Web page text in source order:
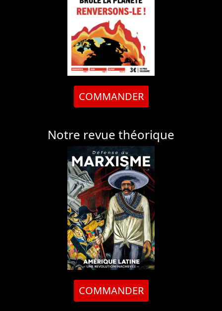
COMMANDER
Notre revue théorique
COMMANDER